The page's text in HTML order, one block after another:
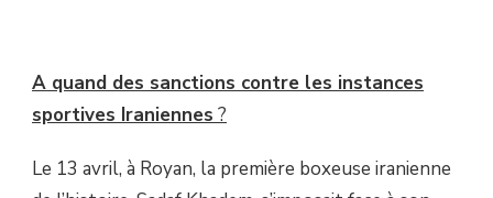
A quand des sanctions contre les instances
sportives Iraniennes ?
Le 13 avril, à Royan, la première boxeuse iranienne